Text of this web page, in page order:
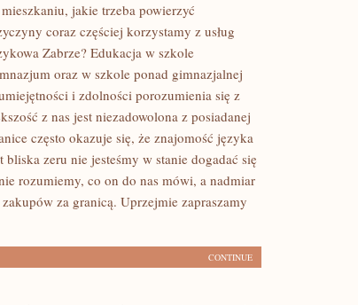
jakie trzeba powierzyć
coraz częściej korzystamy z usług
Zabrze? Edukacja w szkole
oraz w szkole ponad gimnazjalnej
i zdolności porozumienia się z
z nas jest niezadowolona z posiadanej
często okazuje się, że znajomość języka
bliska zeru nie jesteśmy w stanie dogadać się
rozumiemy, co on do nas mówi, a nadmiar
za granicą. Uprzejmie zapraszamy
CONTINUE